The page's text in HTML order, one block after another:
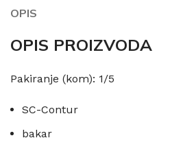
OPIS
OPIS PROIZVODA
Pakiranje (kom): 1/5
SC-Contur
bakar